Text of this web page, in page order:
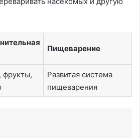
Пищеварение
фрукты,
Развитая система
пищеварения